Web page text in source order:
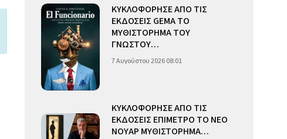
ΚΥΚΛΟΦΟΡΗΣΕ ΑΠΟ ΤΙΣ
ΕΚΔΟΣΕΙΣ GEMA ΤΟ
ΜΥΘΙΣΤΟΡΗΜΑ ΤΟΥ
ΓΝΩΣΤΟΥ…
7 Αυγούστου 2026 08:01
ΚΥΚΛΟΦΟΡΗΣΕ ΑΠΟ ΤΙΣ
ΕΚΔΟΣΕΙΣ ΕΠΙΜΕΤΡΟ ΤΟ ΝΕΟ
ΝΟΥΑΡ ΜΥΘΙΣΤΟΡΗΜΑ…